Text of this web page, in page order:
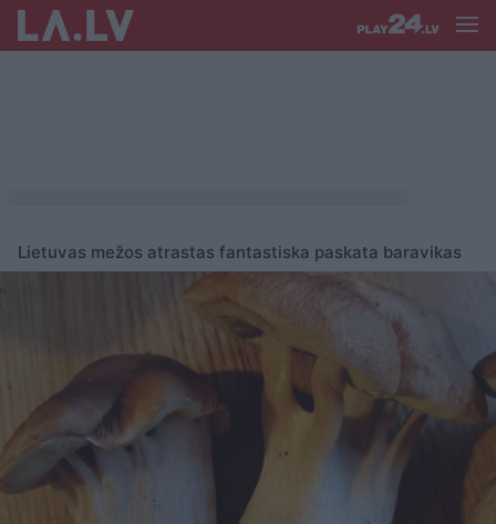
Lietuvas mežos atrastas fantastiska paskata baravikas